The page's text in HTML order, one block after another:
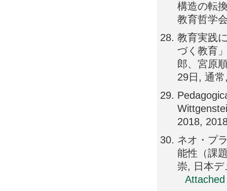
構造の転
教育哲学
教育実践
づく教育
郎、宮原
29日, 通
2018,
ネオ・プ
能性（課
崇, 日本